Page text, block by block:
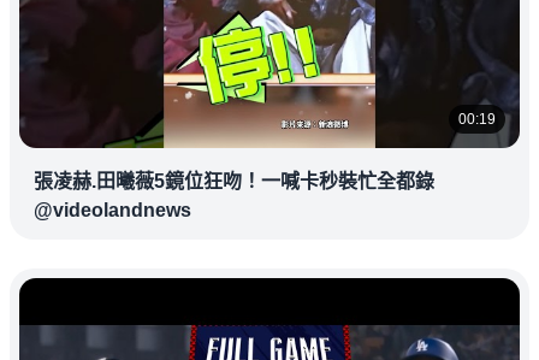
00:19
張凌赫.田曦薇5鏡位狂吻！一喊卡秒裝忙全都錄
@videolandnews